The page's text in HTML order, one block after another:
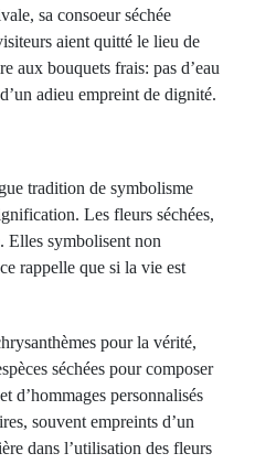
sa consoeur séchée
aient quitté le lieu de
aux bouquets frais: pas d’eau
adieu empreint de dignité.
tradition de symbolisme
Les fleurs séchées,
Elles symbolisent non
rappelle que si la vie est
pour la vérité,
séchées pour composer
d’hommages personnalisés
souvent empreints d’un
dans l’utilisation des fleurs